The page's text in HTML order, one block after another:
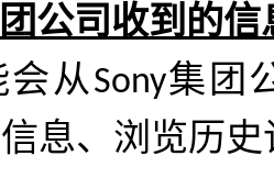
公司收到的信
会从Sony集团
息、浏览历